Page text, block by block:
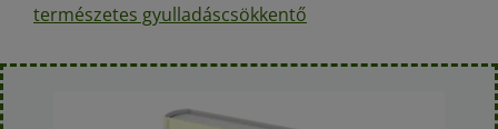
természetes gyulladáscsökkentő